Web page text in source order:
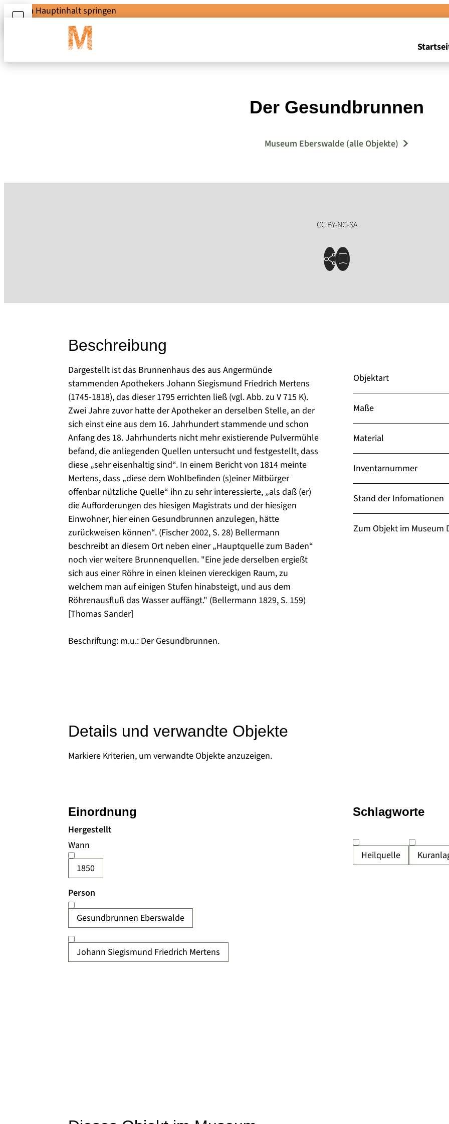
Zum Hauptinhalt springen
Der Gesundbrunnen
Museum Eberswalde (alle Objekte)
Beschreibung
Dargestellt ist das Brunnenhaus des aus Angermünde
stammenden Apothekers Johann Siegismund Friedrich Mertens
(1745-1818), das dieser 1795 errichten ließ (vgl. Abb. zu V 715 K).
Zwei Jahre zuvor hatte der Apotheker an derselben Stelle, an der
sich einst eine aus dem 16. Jahrhundert stammende und schon
Anfang des 18. Jahrhunderts nicht mehr existierende Pulvermühle
befand, die anliegenden Quellen untersucht und festgestellt, dass
diese „sehr eisenhaltig sind“. In einem Bericht von 1814 meinte
Mertens, dass „diese dem Wohlbefinden (s)einer Mitbürger
offenbar nützliche Quelle“ ihn zu sehr interessierte, „als daß (er)
die Aufforderungen des hiesigen Magistrats und der hiesigen
Einwohner, hier einen Gesundbrunnen anzulegen, hätte
zurückweisen können“. (Fischer 2002, S. 28) Bellermann
beschreibt an diesem Ort neben einer „Hauptquelle zum Baden“
noch vier weitere Brunnenquellen. "Eine jede derselben ergießt
sich aus einer Röhre in einen kleinen viereckigen Raum, zu
welchem man auf einigen Stufen hinabsteigt, und aus dem
Röhrenausfluß das Wasser auffängt." (Bellermann 1829, S. 159)
[Thomas Sander]
Beschriftung: m.u.: Der Gesundbrunnen.
Objektart
Maße
Material
Inventarnummer
Stand der Infomationen
Zum Objekt im Museum
Details und verwandte Objekte
Markiere Kriterien, um verwandte Objekte anzuzeigen.
Hergestellt
Wann
1850
Person
Gesundbrunnen Eberswalde
Johann Siegismund Friedrich Mertens
Heilquelle
Einordnung Schlagworte